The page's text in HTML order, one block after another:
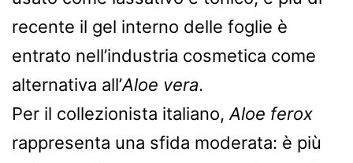
recente il gel interno delle foglie è
entrato nell’industria cosmetica come
alternativa all’Aloe vera.
Per il collezionista italiano, Aloe ferox
rappresenta una sfida moderata: è più